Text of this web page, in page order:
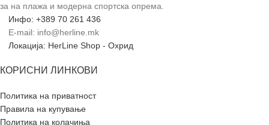
за на плажа и модерна спортска опрема.
Инфо: +389 70 261 436
E-mail: info@herline.mk
Локација: HerLine Shop - Охрид
КОРИСНИ ЛИНКОВИ
Политика на приватност
Правила на купување
Политика на колачиња